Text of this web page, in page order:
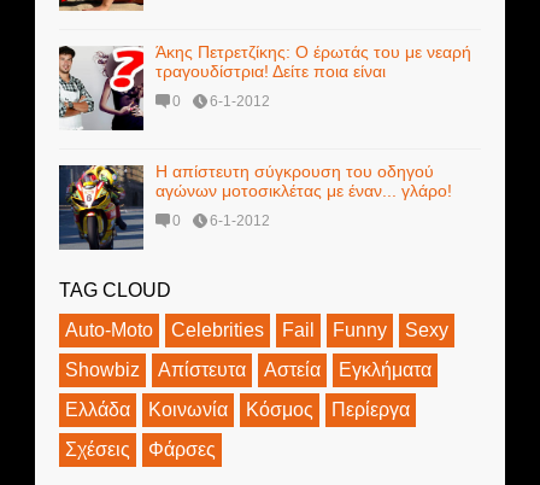
Άκης Πετρετζίκης: Ο έρωτάς του με νεαρή
τραγουδίστρια! Δείτε ποια είναι
0 6-1-2012
Η απίστευτη σύγκρουση του οδηγού
αγώνων μοτοσικλέτας με έναν... γλάρο!
0 6-1-2012
TAG CLOUD
Auto-Moto
Celebrities Fail Funny
Sexy
Showbiz
Απίστευτα Αστεία
Εγκλήματα
Ελλάδα
Κοινωνία Κόσμος
Περίεργα
Σχέσεις
Φάρσες